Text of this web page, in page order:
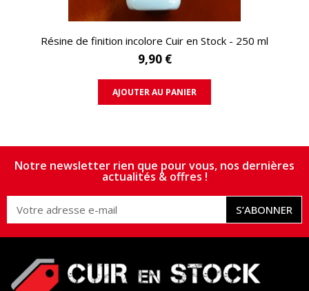
APERÇU RAPIDE
Résine de finition incolore Cuir en Stock - 250 ml
9,90 €
AJOUTER AU PANIER
Notre newsletter rien que pour vous, nos dernières
actualités & offres !
S’ABONNER